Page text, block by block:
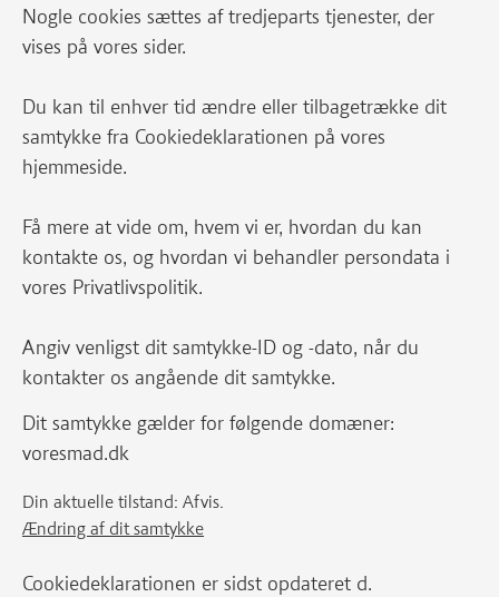
Nogle cookies sættes af tredjeparts tjenester, der
vises på vores sider.
Du kan til enhver tid ændre eller tilbagetrække dit
samtykke fra Cookiedeklarationen på vores
hjemmeside.
Få mere at vide om, hvem vi er, hvordan du kan
kontakte os, og hvordan vi behandler persondata i
vores Privatlivspolitik.
Angiv venligst dit samtykke-ID og -dato, når du
kontakter os angående dit samtykke.
Dit samtykke gælder for følgende domæner:
voresmad.dk
Din aktuelle tilstand: Afvis.
Ændring af dit samtykke
Cookiedeklarationen er sidst opdateret d.